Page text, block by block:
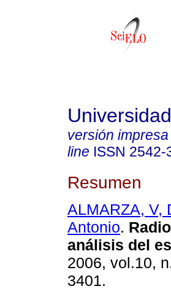
versión impresa
line ISSN 2542-
Resumen
ALMARZA, V,
Antonio.
análisis del
2006, vol.10,
3401.